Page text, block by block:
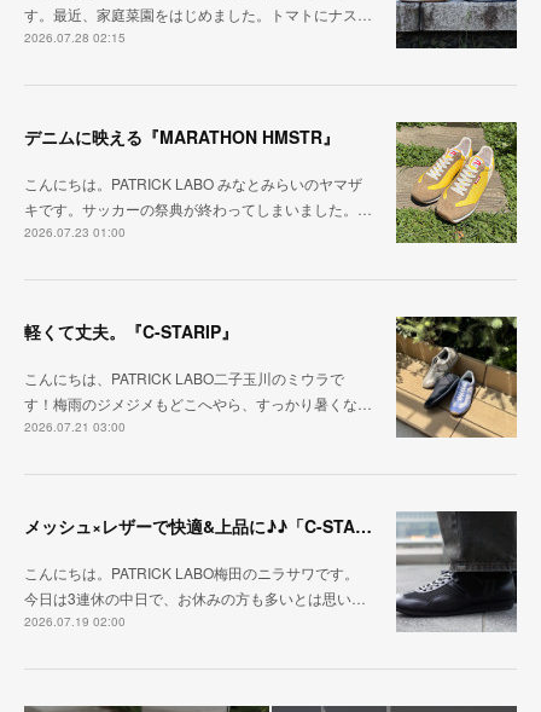
す。最近、家庭菜園をはじめました。トマトにナス…
2026.07.28 02:15
デニムに映える『MARATHON HMSTR』
こんにちは。PATRICK LABO みなとみらいのヤマザ
キです。サッカーの祭典が終わってしまいました。…
2026.07.23 01:00
軽くて丈夫。『C-STARIP』
こんにちは、PATRICK LABO二子玉川のミウラで
す！梅雨のジメジメもどこへやら、すっかり暑くな…
2026.07.21 03:00
メッシュ×レザーで快適&上品に♪♪「C-STA-NOBLE（クール・スタジアム・ノーブル）」
こんにちは。PATRICK LABO梅田のニラサワです。
今日は3連休の中日で、お休みの方も多いとは思い…
2026.07.19 02:00